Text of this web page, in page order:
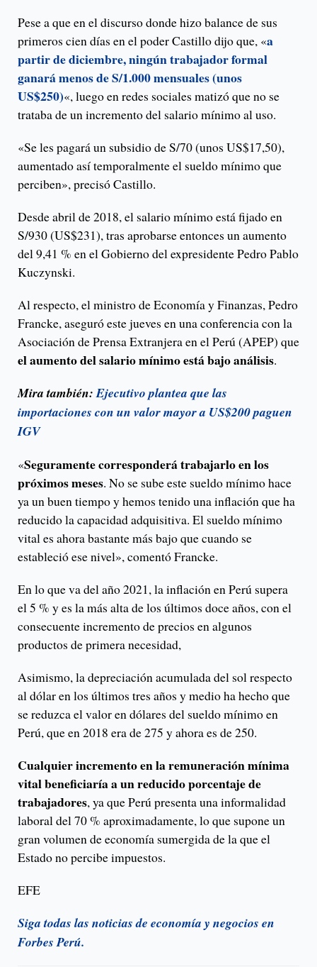
Pese a que en el discurso donde hizo balance de sus
primeros cien días en el poder Castillo dijo que, «a
partir de diciembre, ningún trabajador formal
ganará menos de S/1.000 mensuales (unos
US$250)«, luego en redes sociales matizó que no se
trataba de un incremento del salario mínimo al uso.
«Se les pagará un subsidio de S/70 (unos US$17,50),
aumentado así temporalmente el sueldo mínimo que
perciben», precisó Castillo.
Desde abril de 2018, el salario mínimo está fijado en
S/930 (US$231), tras aprobarse entonces un aumento
del 9,41 % en el Gobierno del expresidente Pedro Pablo
Kuczynski.
Al respecto, el ministro de Economía y Finanzas, Pedro
Francke, aseguró este jueves en una conferencia con la
Asociación de Prensa Extranjera en el Perú (APEP) que
el aumento del salario mínimo está bajo análisis.
Mira también:Ejecutivo plantea que las
importaciones con un valor mayor a US$200 paguen
IGV
«Seguramente corresponderá trabajarlo en los
próximos meses. No se sube este sueldo mínimo hace
ya un buen tiempo y hemos tenido una inflación que ha
reducido la capacidad adquisitiva. El sueldo mínimo
vital es ahora bastante más bajo que cuando se
estableció ese nivel», comentó Francke.
En lo que va del año 2021, la inflación en Perú supera
el 5 % y es la más alta de los últimos doce años, con el
consecuente incremento de precios en algunos
productos de primera necesidad,
Asimismo, la depreciación acumulada del sol respecto
al dólar en los últimos tres años y medio ha hecho que
se reduzca el valor en dólares del sueldo mínimo en
Perú, que en 2018 era de 275 y ahora es de 250.
Cualquier incremento en la remuneración mínima
vital beneficiaría a un reducido porcentaje de
trabajadores, ya que Perú presenta una informalidad
laboral del 70 % aproximadamente, lo que supone un
gran volumen de economía sumergida de la que el
Estado no percibe impuestos.
EFE
Siga todas las noticias de economía y negocios en
Forbes Perú.